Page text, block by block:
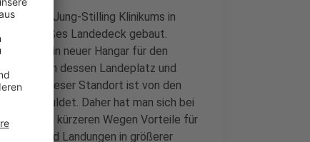
des Jung-Stilling Klinikums in
großes Landedeck gebaut.
ein neuer Hangar für den
sich dessen Landeplatz und
Dieser Standort ist von den
nur geduldet. Daher hat man sich bei
Form von kürzeren Wegen Vorteile für
Starts und Landungen in größerer